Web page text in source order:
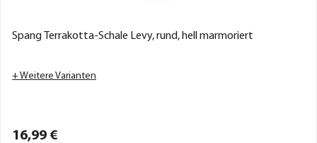
Spang Terrakotta-Schale Levy, rund, hell marmoriert
+ Weitere Varianten
16,99 €